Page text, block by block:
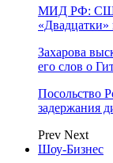
МИД РФ: США
Захарова
его слов о
Посольство
задержания
Prev Next
Шоу-Бизнес